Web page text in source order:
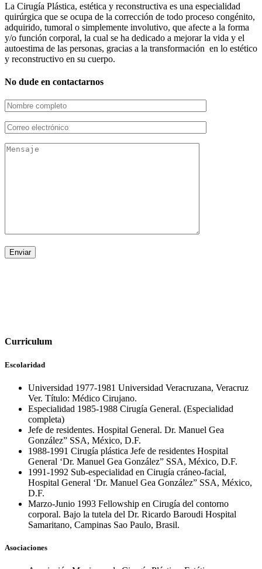
La Cirugía Plástica, estética y reconstructiva es una especialidad
quirúrgica que se ocupa de la corrección de todo proceso congénito,
adquirido, tumoral o simplemente involutivo, que afecte a la forma
y/o función corporal, la cual se ha dedicado a mejorar la vida y el
autoestima de las personas, gracias a la transformación en lo estético
y reconstructivo en su cuerpo.
No dude en contactarnos
Curriculum
Escolaridad
Universidad 1977-1981 Universidad Veracruzana, Veracruz
Ver. Título: Médico Cirujano.
Especialidad 1985-1988 Cirugía General. (Especialidad
completa)
Jefe de residentes. Hospital General. Dr. Manuel Gea
González” SSA, México, D.F.
1988-1991 Cirugía plástica Jefe de residentes Hospital
General ‘Dr. Manuel Gea González” SSA, México, D.F.
1991-1992 Sub-especialidad en Cirugía cráneo-facial,
Hospital General ‘Dr. Manuel Gea González” SSA, México,
D.F.
Marzo-Junio 1993 Fellowship en Cirugía del contorno
corporal. Bajo la tutela del Dr. Ricardo Baroudi Hospital
Samaritano, Campinas Sao Paulo, Brasil.
Asociaciones